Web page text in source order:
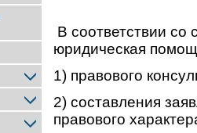
В соответствии
юридическая
1) правового
2) составления
правового